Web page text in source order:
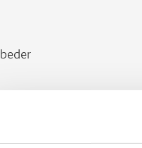
æbler og skær i mindre